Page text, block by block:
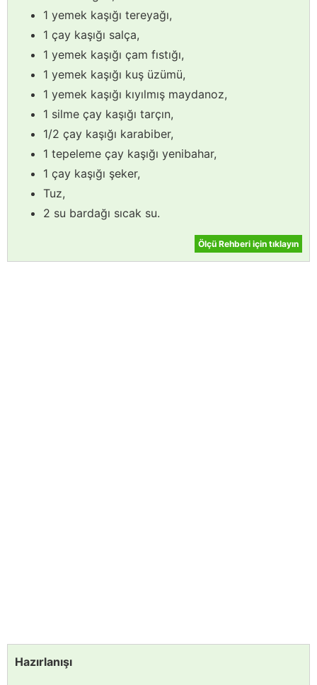
1 yemek kaşığı tereyağı,
1 çay kaşığı salça,
1 yemek kaşığı çam fıstığı,
1 yemek kaşığı kuş üzümü,
1 yemek kaşığı kıyılmış maydanoz,
1 silme çay kaşığı tarçın,
1/2 çay kaşığı karabiber,
1 tepeleme çay kaşığı yenibahar,
1 çay kaşığı şeker,
Tuz,
2 su bardağı sıcak su.
Ölçü Rehberi için tıklayın
Hazırlanışı